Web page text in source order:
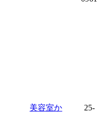
美容室か
25-